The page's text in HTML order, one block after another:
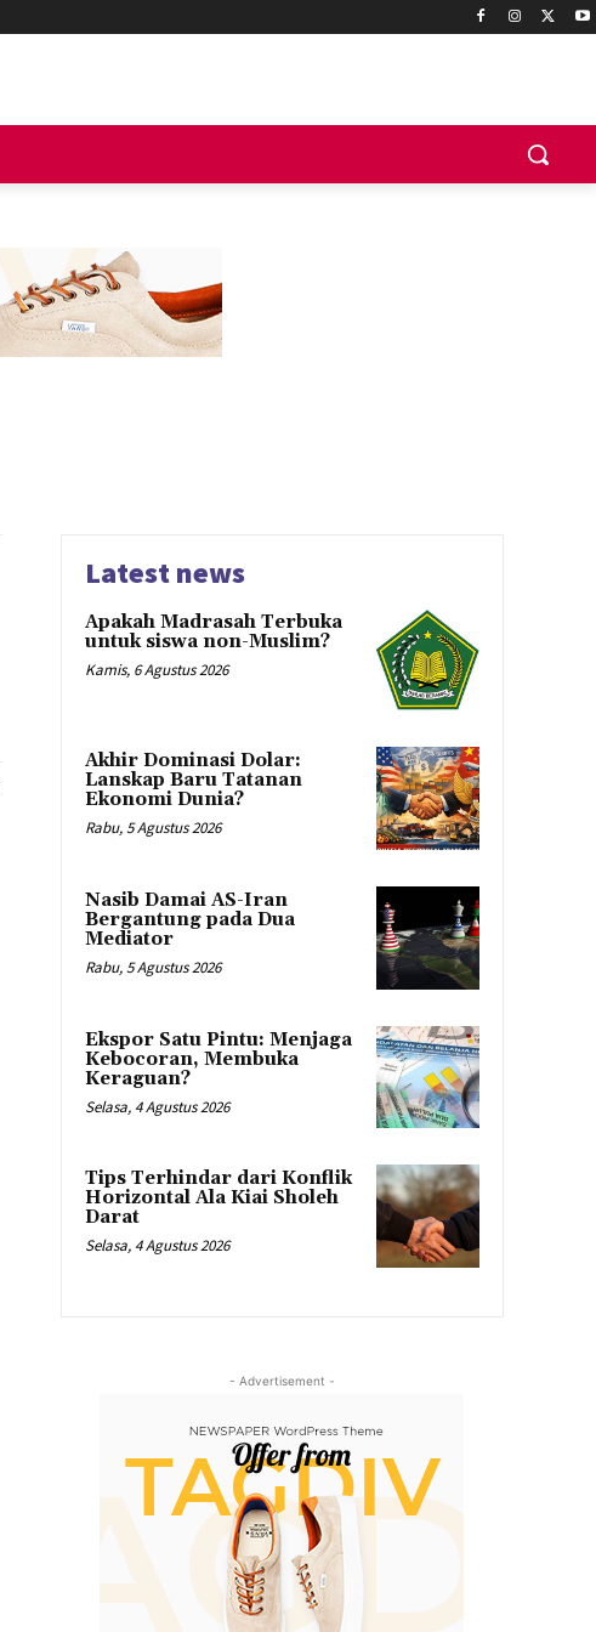
Latest news
Apakah Madrasah Terbuka
untuk siswa non-Muslim?
Kamis, 6 Agustus 2026
Akhir Dominasi Dolar:
Lanskap Baru Tatanan
Ekonomi Dunia?
Rabu, 5 Agustus 2026
Nasib Damai AS-Iran
Bergantung pada Dua
Mediator
Rabu, 5 Agustus 2026
Ekspor Satu Pintu: Menjaga
Kebocoran, Membuka
Keraguan?
Selasa, 4 Agustus 2026
Tips Terhindar dari Konflik
Horizontal Ala Kiai Sholeh
Darat
Selasa, 4 Agustus 2026
- Advertisement -